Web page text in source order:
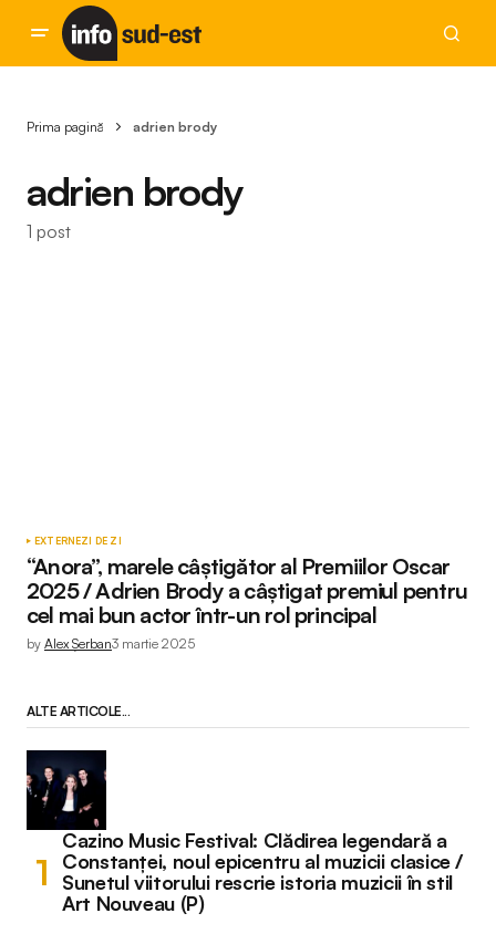
Prima pagină adrien brody
adrien brody
1 post
EXTERNEZI DE ZI
“Anora”, marele câștigător al Premiilor Oscar
2025 / Adrien Brody a câștigat premiul pentru
cel mai bun actor într-un rol principal
by Alex Șerban3 martie 2025
ALTE ARTICOLE...
Cazino Music Festival: Clădirea legendară a
Constanței, noul epicentru al muzicii clasice /
Sunetul viitorului rescrie istoria muzicii în stil
Art Nouveau (P)